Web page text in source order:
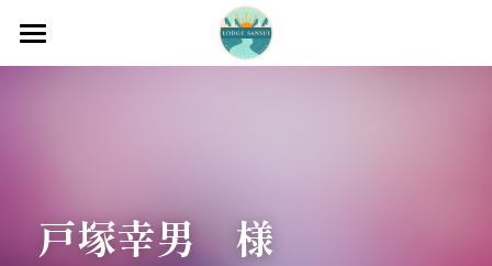
ホーム
牡蠣販売
戸塚幸男　様